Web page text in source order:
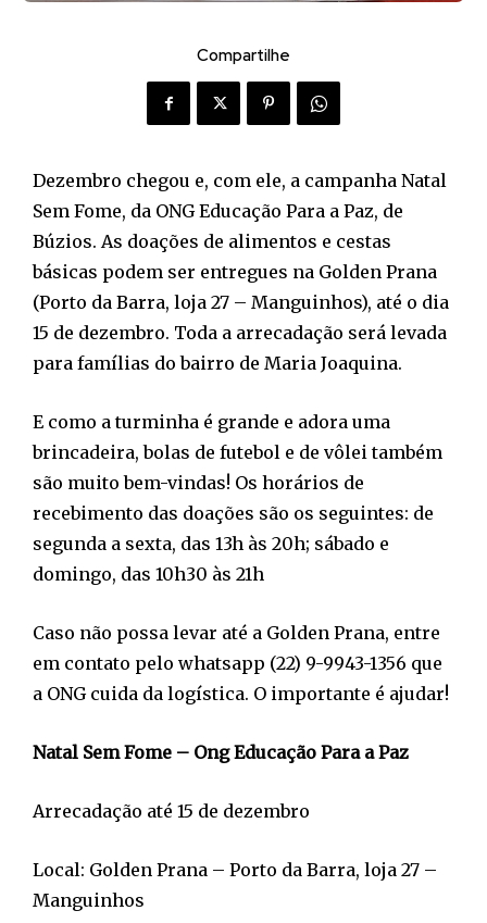
Compartilhe
Dezembro chegou e, com ele, a campanha Natal
Sem Fome, da ONG Educação Para a Paz, de
Búzios. As doações de alimentos e cestas
básicas podem ser entregues na Golden Prana
(Porto da Barra, loja 27 – Manguinhos), até o dia
15 de dezembro. Toda a arrecadação será levada
para famílias do bairro de Maria Joaquina.
E como a turminha é grande e adora uma
brincadeira, bolas de futebol e de vôlei também
são muito bem-vindas! Os horários de
recebimento das doações são os seguintes: de
segunda a sexta, das 13h às 20h; sábado e
domingo, das 10h30 às 21h
Caso não possa levar até a Golden Prana, entre
em contato pelo whatsapp (22) 9-9943-1356 que
a ONG cuida da logística. O importante é ajudar!
Natal Sem Fome – Ong Educação Para a Paz
Arrecadação até 15 de dezembro
Local: Golden Prana – Porto da Barra, loja 27 –
Manguinhos